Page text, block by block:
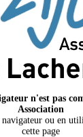
n'est pas
Association
ou en
cette page